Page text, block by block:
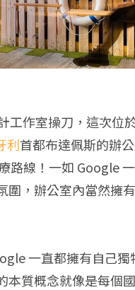
工作室操刀，這次位
利首都布達佩斯的辦
路線！一如 Google
圍，辦公室內當然擁
一直都擁有自己獨
本質概念就像是每個